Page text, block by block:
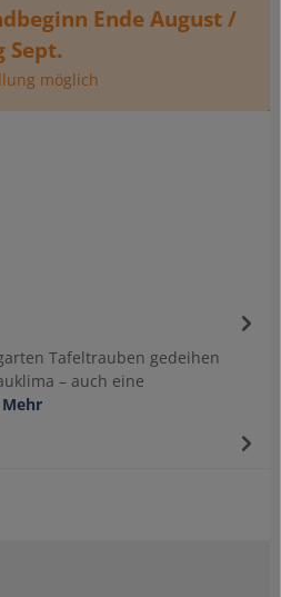
Ende August /
Sept.
möglich
von 0 von 5 Sternen
Tafeltrauben gedeihen
– auch eine
Mehr